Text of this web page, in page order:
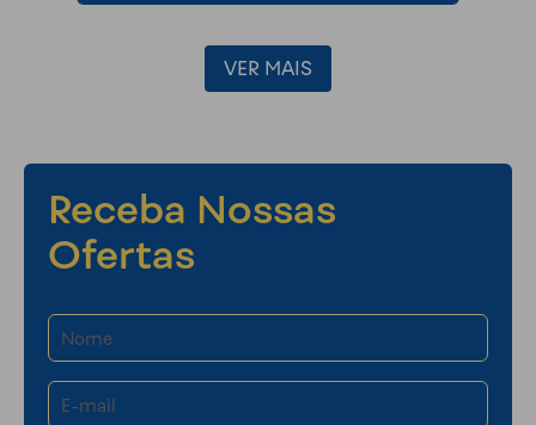
VER MAIS
Receba Nossas
Ofertas